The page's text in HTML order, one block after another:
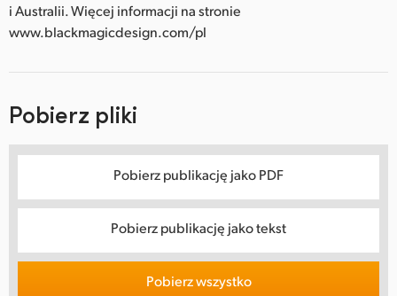
i Australii. Więcej informacji na stronie
www.blackmagicdesign.com/pl
Pobierz pliki
Pobierz publikację jako PDF
Pobierz publikację jako tekst
Pobierz wszystko